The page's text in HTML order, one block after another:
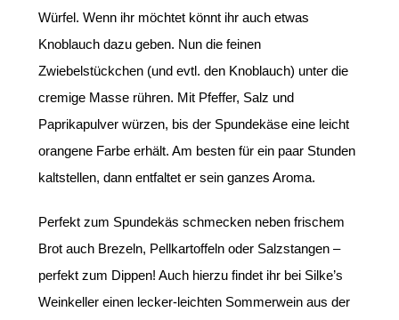
Würfel. Wenn ihr möchtet könnt ihr auch etwas
Knoblauch dazu geben. Nun die feinen
Zwiebelstückchen (und evtl. den Knoblauch) unter die
cremige Masse rühren. Mit Pfeffer, Salz und
Paprikapulver würzen, bis der Spundekäse eine leicht
orangene Farbe erhält. Am besten für ein paar Stunden
kaltstellen, dann entfaltet er sein ganzes Aroma.
Perfekt zum Spundekäs schmecken neben frischem
Brot auch Brezeln, Pellkartoffeln oder Salzstangen –
perfekt zum Dippen! Auch hierzu findet ihr bei Silke’s
Weinkeller einen lecker-leichten Sommerwein aus der